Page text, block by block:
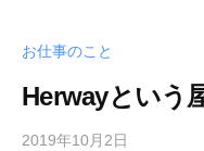
お仕事のこと
Herwayという
2019年10月2日